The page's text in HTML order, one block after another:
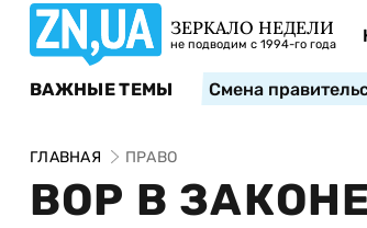
ЗЕРКАЛО НЕДЕЛИ
не подводим с 1994-го года
ВАЖНЫЕ ТЕМЫ Смена
ГЛАВНАЯ ПРАВО
ВОР В